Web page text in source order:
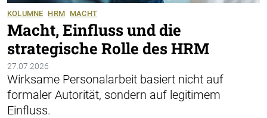
KOLUMNE HRM MACHT
Macht, Einfluss und die
strategische Rolle des HRM
27.07.2026
Wirksame Personalarbeit basiert nicht auf
formaler Autorität, sondern auf legitimem
Einfluss.